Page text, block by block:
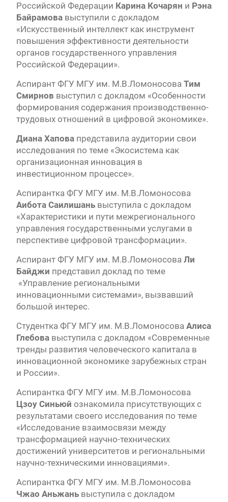
Российской Федерации Карина Кочарян и Рэна
Байрамова выступили с докладом
«Искусственный интеллект как инструмент
повышения эффективности деятельности
органов государственного управления
Российской Федерации».
Аспирант ФГУ МГУ им. М.В.ЛомоносоваТим
Смирнов выступил с докладом «Особенности
формирования содержания производственно-
трудовых отношений в цифровой экономике».
Диана Хапова представила аудитории свои
исследования по теме «Экосистема как
организационная инновация в
инвестиционном процессе».
Аспирантка ФГУ МГУ им. М.В.Ломоносова
Аибота Саилишань выступила с докладом
«Характеристики и пути межрегионального
управления государственными услугами в
перспективе цифровой трансформации».
Аспирант ФГУ МГУ им. М.В.ЛомоносоваЛи
Байджи представил доклад по теме
«Управление региональными
инновационными системами», вызвавший
большой интерес.
Студентка ФГУ МГУ им. М.В.Ломоносова Алиса
Глебовавыступила с докладом «Современные
тренды развития человеческого капитала в
инновационной экономике зарубежных стран
и России».
Аспирантка ФГУ МГУ им. М.В.Ломоносова
Цзоу Синьюй ознакомила присутствующих с
результатами своего исследования по теме
«Исследование взаимосвязи между
трансформацией научно-технических
достижений университетов и региональными
научно-техническими инновациями».
Аспирантка ФГУ МГУ им. М.В.Ломоносова
Чжао Аньжань выступила с докладом